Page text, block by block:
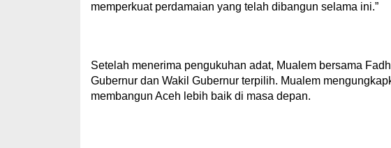
memperkuat perdamaian yang telah dibangun selama ini.”
Setelah menerima pengukuhan adat, Mualem bersama
Gubernur dan Wakil Gubernur terpilih. Mualem
membangun Aceh lebih baik di masa depan.